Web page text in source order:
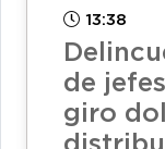
13:38
de
giro